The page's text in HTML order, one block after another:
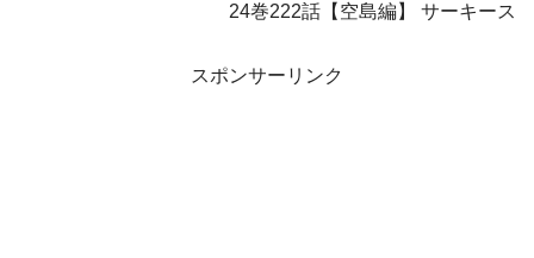
24巻222話【空島編】 サーキース
スポンサーリンク